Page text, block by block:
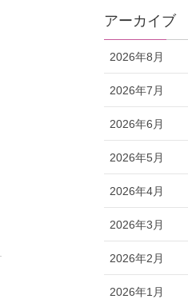
アーカイブ
2026年8月
2026年7月
2026年6月
2026年5月
2026年4月
2026年3月
2026年2月
2026年1月